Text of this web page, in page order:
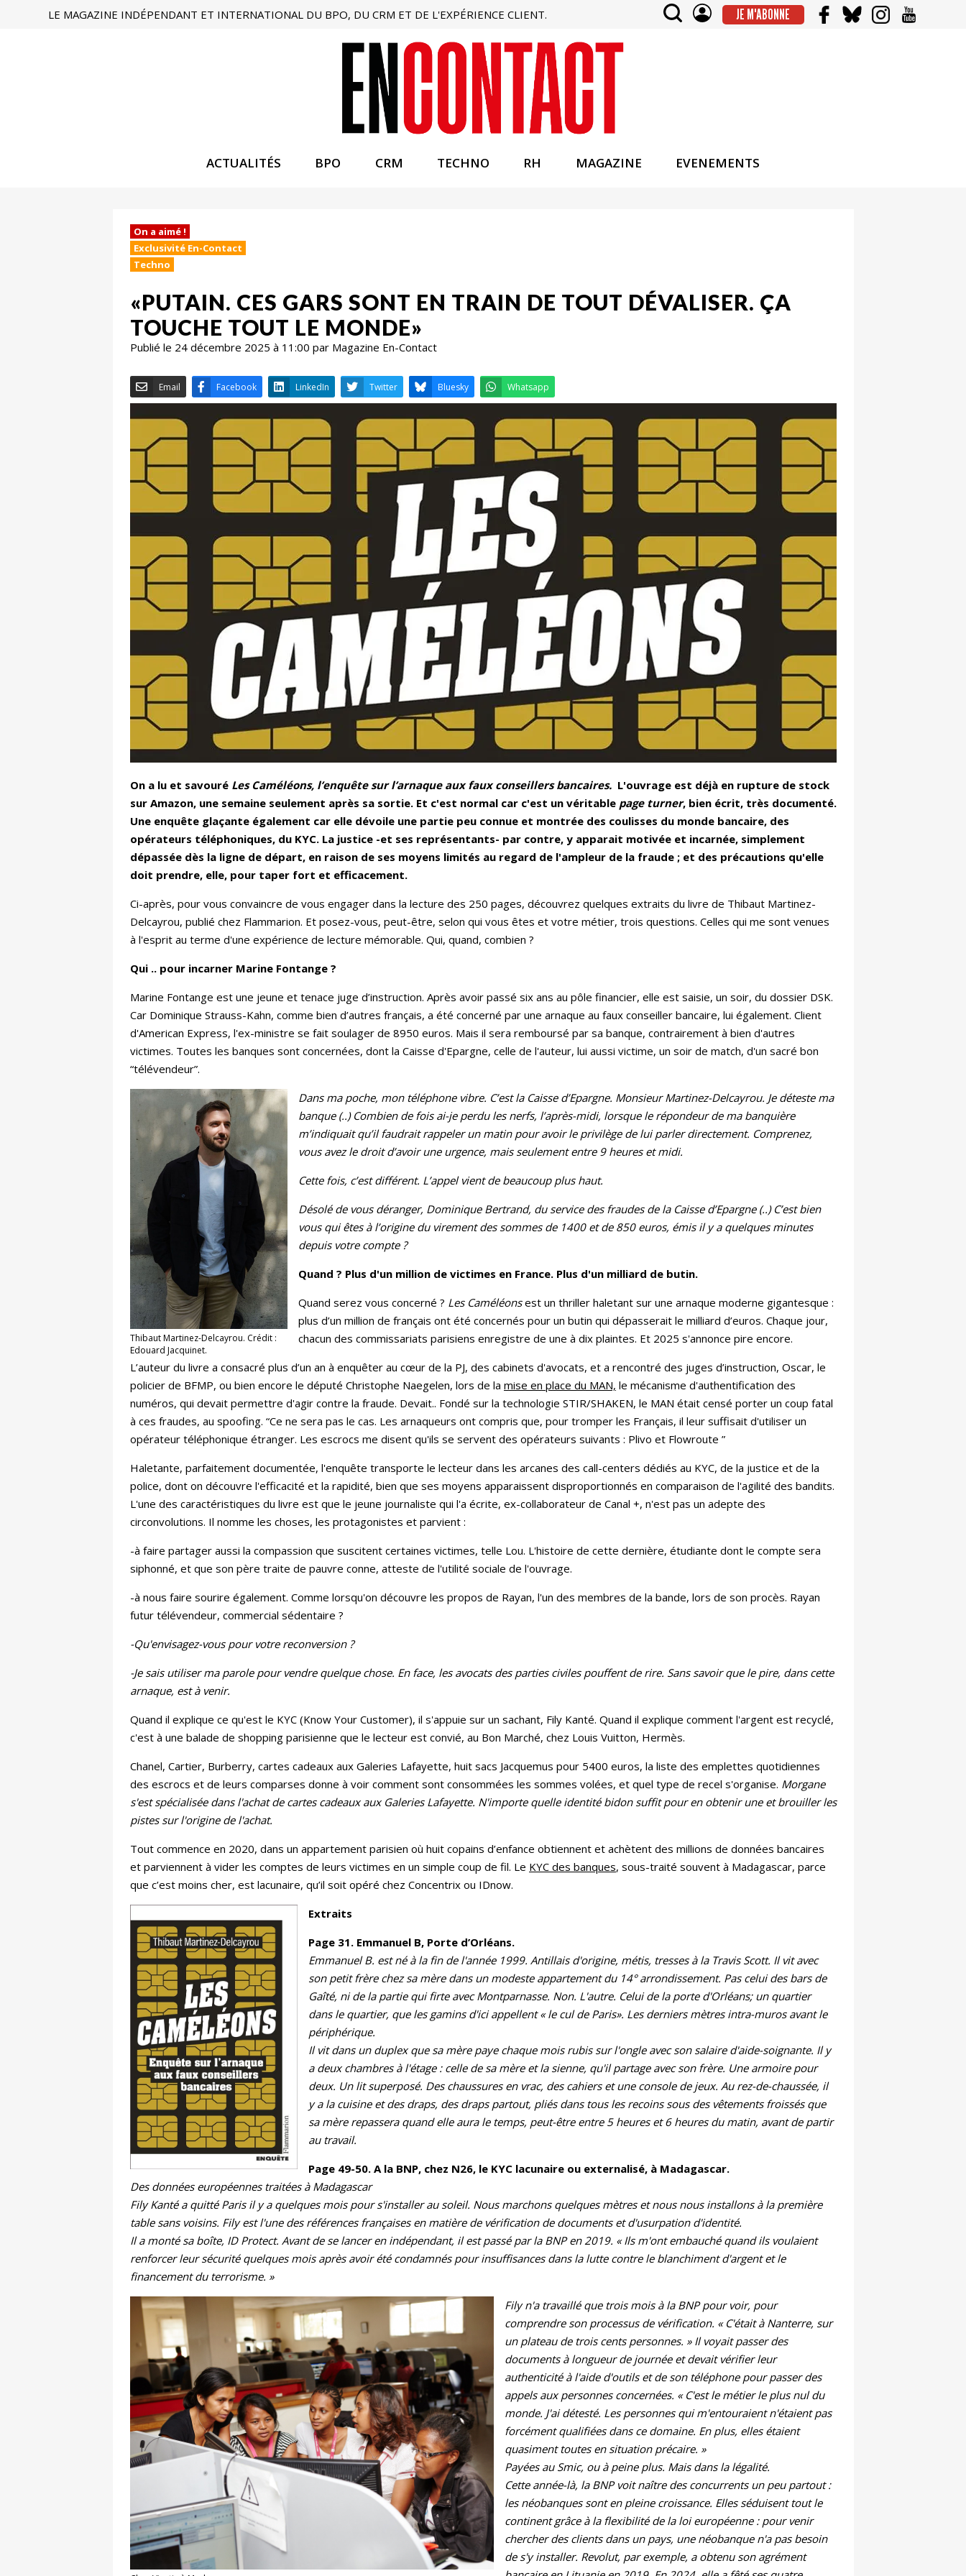
LE MAGAZINE INDÉPENDANT ET INTERNATIONAL DU BPO, DU CRM ET DE L'EXPÉRIENCE CLIENT. JE M'ABONNE
ACTUALITÉS BPO CRM TECHNO RH MAGAZINE EVENEMENTS
On a aimé !
Exclusivité En-Contact
Techno
«PUTAIN. CES GARS SONT EN TRAIN DE TOUT DÉVALISER. ÇA
TOUCHE TOUT LE MONDE»
Publié le 24 décembre 2025 à 11:00 par Magazine En-Contact
Facebook LinkedIn Twitter Bluesky Whatsapp
On a lu et savouré Les Caméléons, l’enquête sur l’arnaque aux faux conseillers bancaires. L'ouvrage est déjà en rupture de stock
sur Amazon, une semaine seulement après sa sortie. Et c'est normal car c'est un véritable page turner, bien écrit, très documenté.
Une enquête glaçante également car elle dévoile une partie peu connue et montrée des coulisses du monde bancaire, des
opérateurs téléphoniques, du KYC. La justice -et ses représentants- par contre, y apparait motivée et incarnée, simplement
dépassée dès la ligne de départ, en raison de ses moyens limités au regard de l'ampleur de la fraude ; et des précautions qu'elle
doit prendre, elle, pour taper fort et efficacement.
Ci-après, pour vous convaincre de vous engager dans la lecture des 250 pages, découvrez quelques extraits du livre de Thibaut Martinez-
Delcayrou, publié chez Flammarion. Et posez-vous, peut-être, selon qui vous êtes et votre métier, trois questions. Celles qui me sont venues
à l'esprit au terme d'une expérience de lecture mémorable. Qui, quand, combien ?
Qui .. pour incarner Marine Fontange ?
Marine Fontange est une jeune et tenace juge d’instruction. Après avoir passé six ans au pôle financier, elle est saisie, un soir, du dossier DSK.
Car Dominique Strauss-Kahn, comme bien d’autres français, a été concerné par une arnaque au faux conseiller bancaire, lui également. Client
d'American Express, l'ex-ministre se fait soulager de 8950 euros. Mais il sera remboursé par sa banque, contrairement à bien d'autres
victimes. Toutes les banques sont concernées, dont la Caisse d'Epargne, celle de l'auteur, lui aussi victime, un soir de match, d'un sacré bon
“télévendeur”.
Thibaut Martinez-Delcayrou. Crédit :
Edouard Jacquinet.
Dans ma poche, mon téléphone vibre. C’est la Caisse d’Epargne. Monsieur Martinez-Delcayrou. Je déteste ma
banque (..) Combien de fois ai-je perdu les nerfs, l’après-midi, lorsque le répondeur de ma banquière
m’indiquait qu’il faudrait rappeler un matin pour avoir le privilège de lui parler directement. Comprenez,
vous avez le droit d’avoir une urgence, mais seulement entre 9 heures et midi.
Cette fois, c’est différent. L’appel vient de beaucoup plus haut.
Désolé de vous déranger, Dominique Bertrand, du service des fraudes de la Caisse d’Epargne (..) C’est bien
vous qui êtes à l’origine du virement des sommes de 1400 et de 850 euros, émis il y a quelques minutes
depuis votre compte ?
Quand ? Plus d'un million de victimes en France. Plus d'un milliard de butin.
Quand serez vous concerné ? Les Caméléonsest un thriller haletant sur une arnaque moderne gigantesque :
plus d’un million de français ont été concernés pour un butin qui dépasserait le milliard d’euros. Chaque jour,
chacun des commissariats parisiens enregistre de une à dix plaintes. Et 2025 s'annonce pire encore.
L’auteur du livre a consacré plus d’un an à enquêter au cœur de la PJ, des cabinets d'avocats, et a rencontré des juges d’instruction, Oscar, le
policier de BFMP, ou bien encore le député Christophe Naegelen, lors de la mise en place du MAN, le mécanisme d'authentification des
numéros, qui devait permettre d'agir contre la fraude. Devait.. Fondé sur la technologie STIR/SHAKEN, le MAN était censé porter un coup fatal
à ces fraudes, au spoofing. “Ce ne sera pas le cas. Les arnaqueurs ont compris que, pour tromper les Français, il leur suffisait d'utiliser un
opérateur téléphonique étranger. Les escrocs me disent qu'ils se servent des opérateurs suivants : Plivo et Flowroute ”
Haletante, parfaitement documentée, l'enquête transporte le lecteur dans les arcanes des call-centers dédiés au KYC, de la justice et de la
police, dont on découvre l'efficacité et la rapidité, bien que ses moyens apparaissent disproportionnés en comparaison de l'agilité des bandits.
L'une des caractéristiques du livre est que le jeune journaliste qui l'a écrite, ex-collaborateur de Canal +, n'est pas un adepte des
circonvolutions. Il nomme les choses, les protagonistes et parvient :
-à faire partager aussi la compassion que suscitent certaines victimes, telle Lou. L'histoire de cette dernière, étudiante dont le compte sera
siphonné, et que son père traite de pauvre conne, atteste de l'utilité sociale de l'ouvrage.
-à nous faire sourire également. Comme lorsqu'on découvre les propos de Rayan, l'un des membres de la bande, lors de son procès. Rayan
futur télévendeur, commercial sédentaire ?
-Qu'envisagez-vous pour votre reconversion ?
-Je sais utiliser ma parole pour vendre quelque chose. En face, les avocats des parties civiles pouffent de rire. Sans savoir que le pire, dans cette
arnaque, est à venir.
Quand il explique ce qu'est le KYC (Know Your Customer), il s'appuie sur un sachant, Fily Kanté. Quand il explique comment l'argent est recyclé,
c'est à une balade de shopping parisienne que le lecteur est convié, au Bon Marché, chez Louis Vuitton, Hermès.
Chanel, Cartier, Burberry, cartes cadeaux aux Galeries Lafayette, huit sacs Jacquemus pour 5400 euros, la liste des emplettes quotidiennes
des escrocs et de leurs comparses donne à voir comment sont consommées les sommes volées, et quel type de recel s'organise. Morgane
s'est spécialisée dans l'achat de cartes cadeaux aux Galeries Lafayette. N'importe quelle identité bidon suffit pour en obtenir une et brouiller les
pistes sur l'origine de l'achat.
Tout commence en 2020, dans un appartement parisien où huit copains d’enfance obtiennent et achètent des millions de données bancaires
et parviennent à vider les comptes de leurs victimes en un simple coup de fil. Le KYC des banques, sous-traité souvent à Madagascar, parce
que c’est moins cher, est lacunaire, qu’il soit opéré chez Concentrix ou IDnow.
Extraits
Page 31. Emmanuel B, Porte d’Orléans.
Emmanuel B. est né à la fin de l'année 1999. Antillais d'origine, métis, tresses à la Travis Scott. Il vit avec
son petit frère chez sa mère dans un modeste appartement du 14° arrondissement. Pas celui des bars de
Gaîté, ni de la partie qui firte avec Montparnasse. Non. L'autre. Celui de la porte d'Orléans; un quartier
dans le quartier, que les gamins d'ici appellent « le cul de Paris». Les derniers mètres intra-muros avant le
périphérique.
Il vit dans un duplex que sa mère paye chaque mois rubis sur l'ongle avec son salaire d'aide-soignante. Il y
a deux chambres à l'étage : celle de sa mère et la sienne, qu'il partage avec son frère. Une armoire pour
deux. Un lit superposé. Des chaussures en vrac, des cahiers et une console de jeux. Au rez-de-chaussée, il
y a la cuisine et des draps, des draps partout, pliés dans tous les recoins sous des vêtements froissés que
sa mère repassera quand elle aura le temps, peut-être entre 5 heures et 6 heures du matin, avant de partir
au travail.
Page 49-50. A la BNP, chez N26, le KYC lacunaire ou externalisé, à Madagascar.
Des données européennes traitées à Madagascar
Fily Kanté a quitté Paris il y a quelques mois pour s'installer au soleil. Nous marchons quelques mètres et nous nous installons à la première
table sans voisins. Fily est l'une des références françaises en matière de vérification de documents et d'usurpation d'identité.
Il a monté sa boîte, ID Protect. Avant de se lancer en indépendant, il est passé par la BNP en 2019. « Ils m'ont embauché quand ils voulaient
renforcer leur sécurité quelques mois après avoir été condamnés pour insuffisances dans la lutte contre le blanchiment d'argent et le
financement du terrorisme. »
Fily n'a travaillé que trois mois à la BNP pour voir, pour
comprendre son processus de vérification. « C'était à Nanterre, sur
un plateau de trois cents personnes. » Il voyait passer des
documents à longueur de journée et devait vérifier leur
authenticité à l'aide d'outils et de son téléphone pour passer des
appels aux personnes concernées. « C'est le métier le plus nul du
monde. J'ai détesté. Les personnes qui m'entouraient n'étaient pas
forcément qualifiées dans ce domaine. En plus, elles étaient
quasiment toutes en situation précaire. »
Payées au Smic, ou à peine plus. Mais dans la légalité.
Cette année-là, la BNP voit naître des concurrents un peu partout :
les néobanques sont en pleine croissance. Elles séduisent tout le
continent grâce à la flexibilité de la loi européenne : pour venir
chercher des clients dans un pays, une néobanque n'a pas besoin
de s'y installer. Revolut, par exemple, a obtenu son agrément